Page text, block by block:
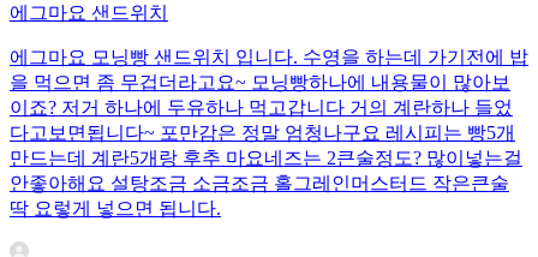
에그마요 샌드위치
에그마요 모닝빵 샌드위치 입니다. 수영을 하는데 가기전에 밥
을 먹으면 좀 무겁더라고요~ 모닝빵하나에 내용물이 많아보
이죠? 저거 하나에 두유하나 먹고갑니다 거의 계란하나 들었
다고보면됩니다~ 포만감은 정말 엄청나구요 레시피는 빵5개
만드는데 계란5개랑 후추 마요네즈는 2큰술정도? 많이넣는걸
안좋아해요 설탕조금 소금조금 홀그레인머스터드 작은큰술
딱 요렇게 넣으면 됩니다.